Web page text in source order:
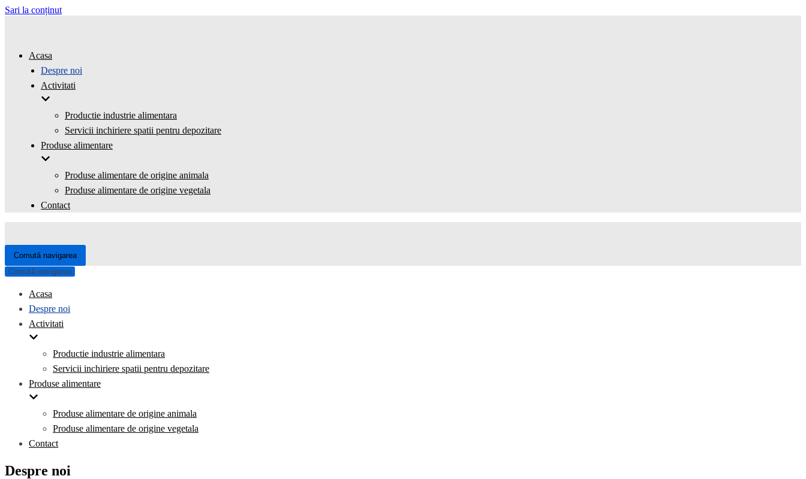
Sari la conținut
Acasa
Despre noi
Activitati
Productie industrie alimentara
Servicii inchiriere spatii pentru depozitare
Produse alimentare
Produse alimentare de origine animala
Produse alimentare de origine vegetala
Contact
Comută navigarea
Comută navigarea
Acasa
Despre noi
Activitati
Productie industrie alimentara
Servicii inchiriere spatii pentru depozitare
Produse alimentare
Produse alimentare de origine animala
Produse alimentare de origine vegetala
Contact
Despre noi